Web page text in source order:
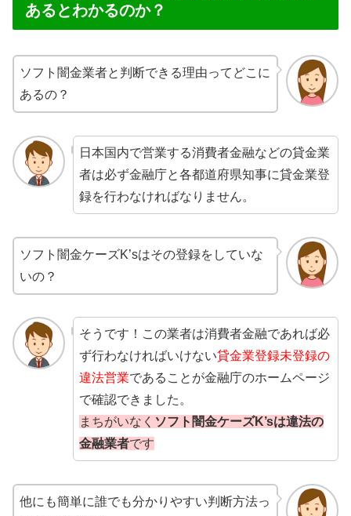
あるとわかるのか？
ソフト闇金業者と判断できる理由ってどこに
あるの？
日本国内で営業する消費者金融などの貸金業
者は必ず金融庁と各都道府県知事に貸金業登
録を行わなければなりません。
ソフト闇金ケーズK’sはその登録をしていな
いの？
そうです！この業者は消費者金融であれば必
ず行わなければいけない貸金業登録未登録の
違法営業であることが金融庁のホームページ
で確認できました。
まちがいなく ソフト闇金ケーズK’sは違法の
金融業者です
他にも簡単に誰でも分かりやすい判断方法っ